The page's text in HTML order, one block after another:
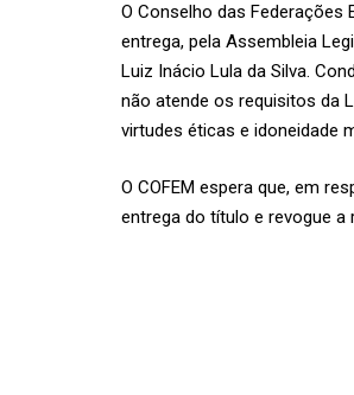
O Conselho das Federações
entrega, pela Assembleia
Luiz Inácio Lula da Silva.
não atende os requisitos da
virtudes éticas e idoneidade
O COFEM espera que, em
entrega do título e revogue a